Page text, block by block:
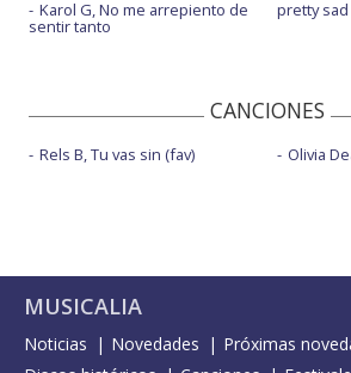
Karol G, No me arrepiento de
sentir tanto
pretty
CANCIONES
Rels B, Tu vas sin (fav) Olivia
MUSICALIA
Noticias Novedades
Próximas